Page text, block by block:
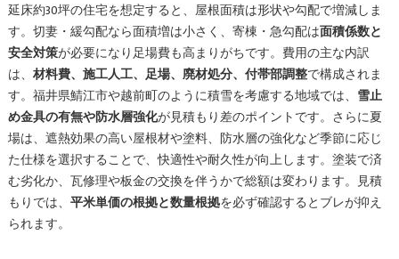
延床約30坪の住宅を想定すると、屋根面積は形状や勾配で増減しま
す。切妻・緩勾配なら面積増は小さく、寄棟・急勾配は面積係数と
安全対策が必要になり足場費も高まりがちです。費用の主な内訳
は、 材料費、施工人工、足場、廃材処分、付帯部調整で構成されま
す。福井県鯖江市や越前町のように積雪を考慮する地域では、 雪止
め金具の有無や防水層強化が見積もり差のポイントです。さらに夏
場は、遮熱効果の高い屋根材や塗料、防水層の強化など季節に応じ
た仕様を選択することで、快適性や耐久性が向上します。塗装で済
む劣化か、瓦修理や板金の交換を伴うかで総額は変わります。見積
もりでは、 平米単価の根拠と数量根拠を必ず確認するとブレが抑え
られます。